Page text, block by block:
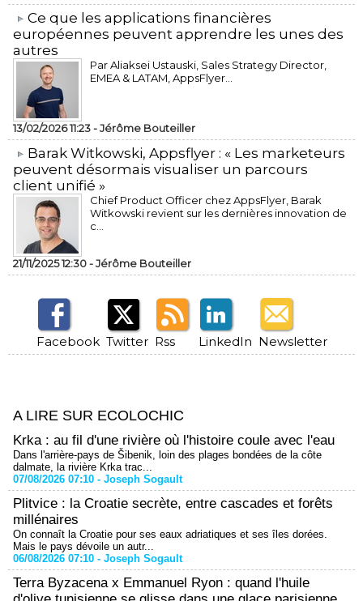
​Ce que les applications financières
européennes peuvent apprendre les unes des
autres
Par Aliaksei Ustauski, Sales Strategy Director,
EMEA & LATAM, AppsFlyer...
13/02/2026 11:23 -Jérôme Bouteiller
​Barak Witkowski, Appsflyer : « Les marketeurs
peuvent désormais visualiser un parcours
client unifié »
Chief Product Officer chez AppsFlyer, ​Barak
Witkowski revient sur les dernières innovation de
c...
21/11/2025 12:30 -Jérôme Bouteiller
Facebook Twitter Rss LinkedIn Newsletter
A LIRE SUR ECOLOCHIC
Krka : au fil d'une rivière où l'histoire coule avec l'eau
Dans l'arrière-pays de Šibenik, loin des plages bondées de la côte
dalmate, la rivière Krka trac...
07/08/2026 07:10 - Joseph Sogault
Plitvice : la Croatie secrète, entre cascades et forêts
millénaires
On connaît la Croatie pour ses eaux adriatiques et ses îles dorées.
Mais le pays dévoile un autr...
06/08/2026 07:10 - Joseph Sogault
Terra Byzacena x Emmanuel Ryon : quand l'huile